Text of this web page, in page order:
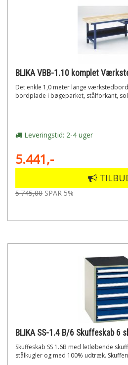
Det enkle 1,0 meter lange
bordplade i bøgeparket, stålforkant,
Leveringstid: 2-4 uger
5.441,-
5.745,00 SPAR 5%
BLIKA SS-1.4 B/6 Skuffeskab 6
Skuffeskab SS 1.6B med letløbende
stålkugler og med 100% udtræk.